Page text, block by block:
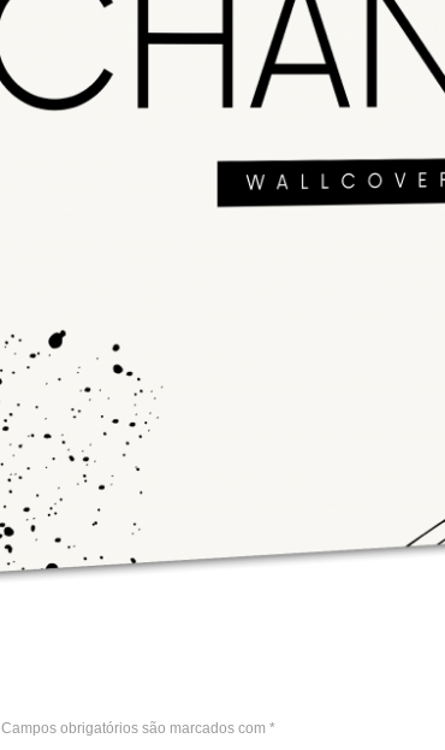
Campos obrigatórios são marcados com *